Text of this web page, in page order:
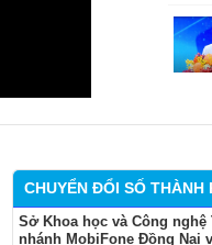
CHUYỂN ĐỔI SỐ THÀNH
Sở Khoa học và Công
nhánh MobiFone Đồng Nai